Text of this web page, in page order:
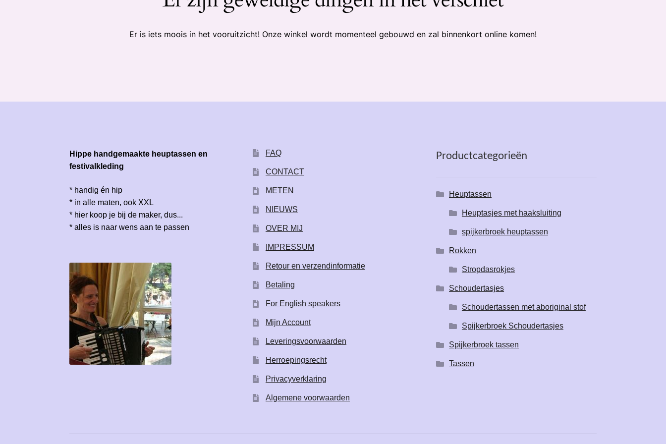
Er is iets moois in het vooruitzicht! Onze winkel wordt momenteel gebouwd en zal binnenkort online komen!
Hippe handgemaakte heuptassen en
festivalkleding
* handig én hip
* in alle maten, ook XXL
* hier koop je bij de maker, dus...
* alles is naar wens aan te passen
FAQ
CONTACT
METEN
NIEUWS
OVER MIJ
IMPRESSUM
Retour en verzendinformatie
Betaling
For English speakers
Mijn Account
Leveringsvoorwaarden
Herroepingsrecht
Privacyverklaring
Algemene voorwaarden
Productcategorieën
Heuptassen
Heuptasjes met haaksluiting
spijkerbroek heuptassen
Rokken
Stropdasrokjes
Schoudertasjes
Schoudertassen met aboriginal stof
Spijkerbroek Schoudertasjes
Spijkerbroek tassen
Tassen